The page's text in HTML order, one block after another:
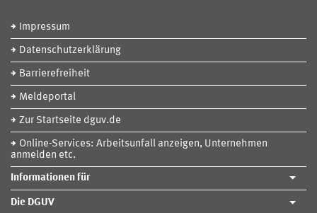
Impressum
Datenschutzerklärung
Barrierefreiheit
Meldeportal
Zur Startseite dguv.de
Online-Services: Arbeitsunfall anzeigen, Unternehmen
anmelden etc.
Informationen für
Die DGUV